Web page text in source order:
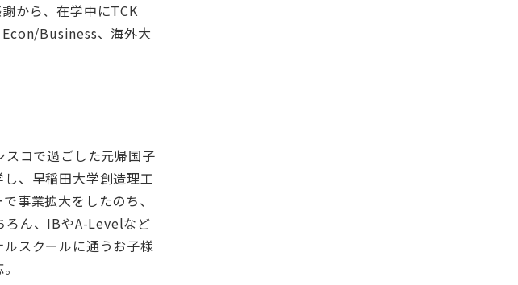
から、在学中にTCK
Business、海外大
コで過ごした元帰国子
、早稲田大学創造理工
事業拡大をしたのち、
ろん、IBやA-Levelなど
スクールに通うお子様